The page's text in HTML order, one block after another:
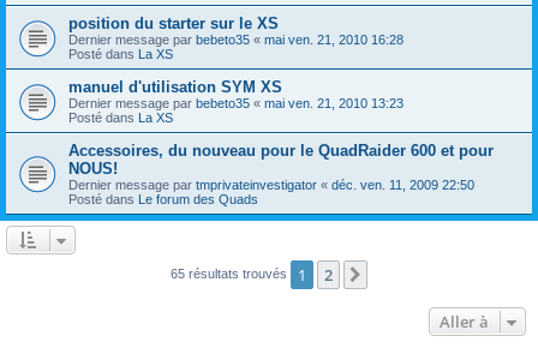
position du starter sur le XS
Dernier message par bebeto35 « mai ven. 21, 2010 16:28
Posté dans La XS
manuel d'utilisation SYM XS
Dernier message par bebeto35 « mai ven. 21, 2010 13:23
Posté dans La XS
Accessoires, du nouveau pour le QuadRaider 600 et pour
NOUS!
Dernier message par tmprivateinvestigator « déc. ven. 11, 2009 22:50
Posté dans Le forum des Quads
65 résultats trouvés 1 2
Aller à